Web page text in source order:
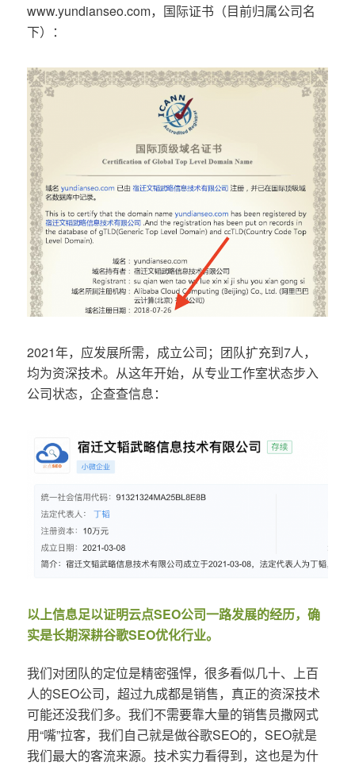
www.yundianseo.com，国际证书（目前归属公司名
下）：
2021年，应发展所需，成立公司；团队扩充到7人，
均为资深技术。从这年开始，从专业工作室状态步入
公司状态，企查查信息：
以上信息足以证明云点SEO公司一路发展的经历，确
实是长期深耕谷歌SEO优化行业。
我们对团队的定位是精密强悍，很多看似几十、上百
人的SEO公司，超过九成都是销售，真正的资深技术
可能还没我们多。我们不需要靠大量的销售员撒网式
用“嘴”拉客，我们自己就是做谷歌SEO的，SEO就是
我们最大的客流来源。技术实力看得到，这也是为什